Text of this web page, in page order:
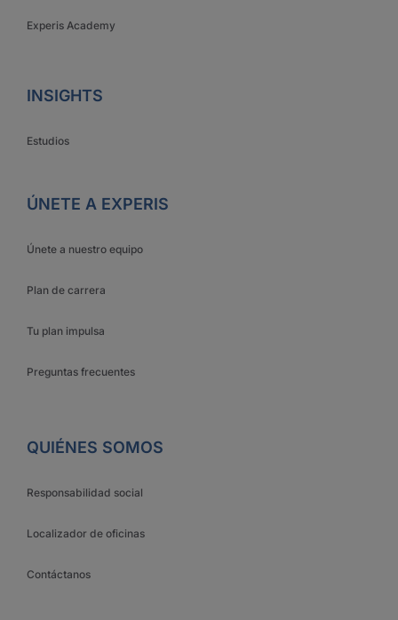
Experis Academy
INSIGHTS
Estudios
ÚNETE A EXPERIS
Únete a nuestro equipo
Plan de carrera
Tu plan impulsa
Preguntas frecuentes
QUIÉNES SOMOS
Responsabilidad social
Localizador de oficinas
Contáctanos